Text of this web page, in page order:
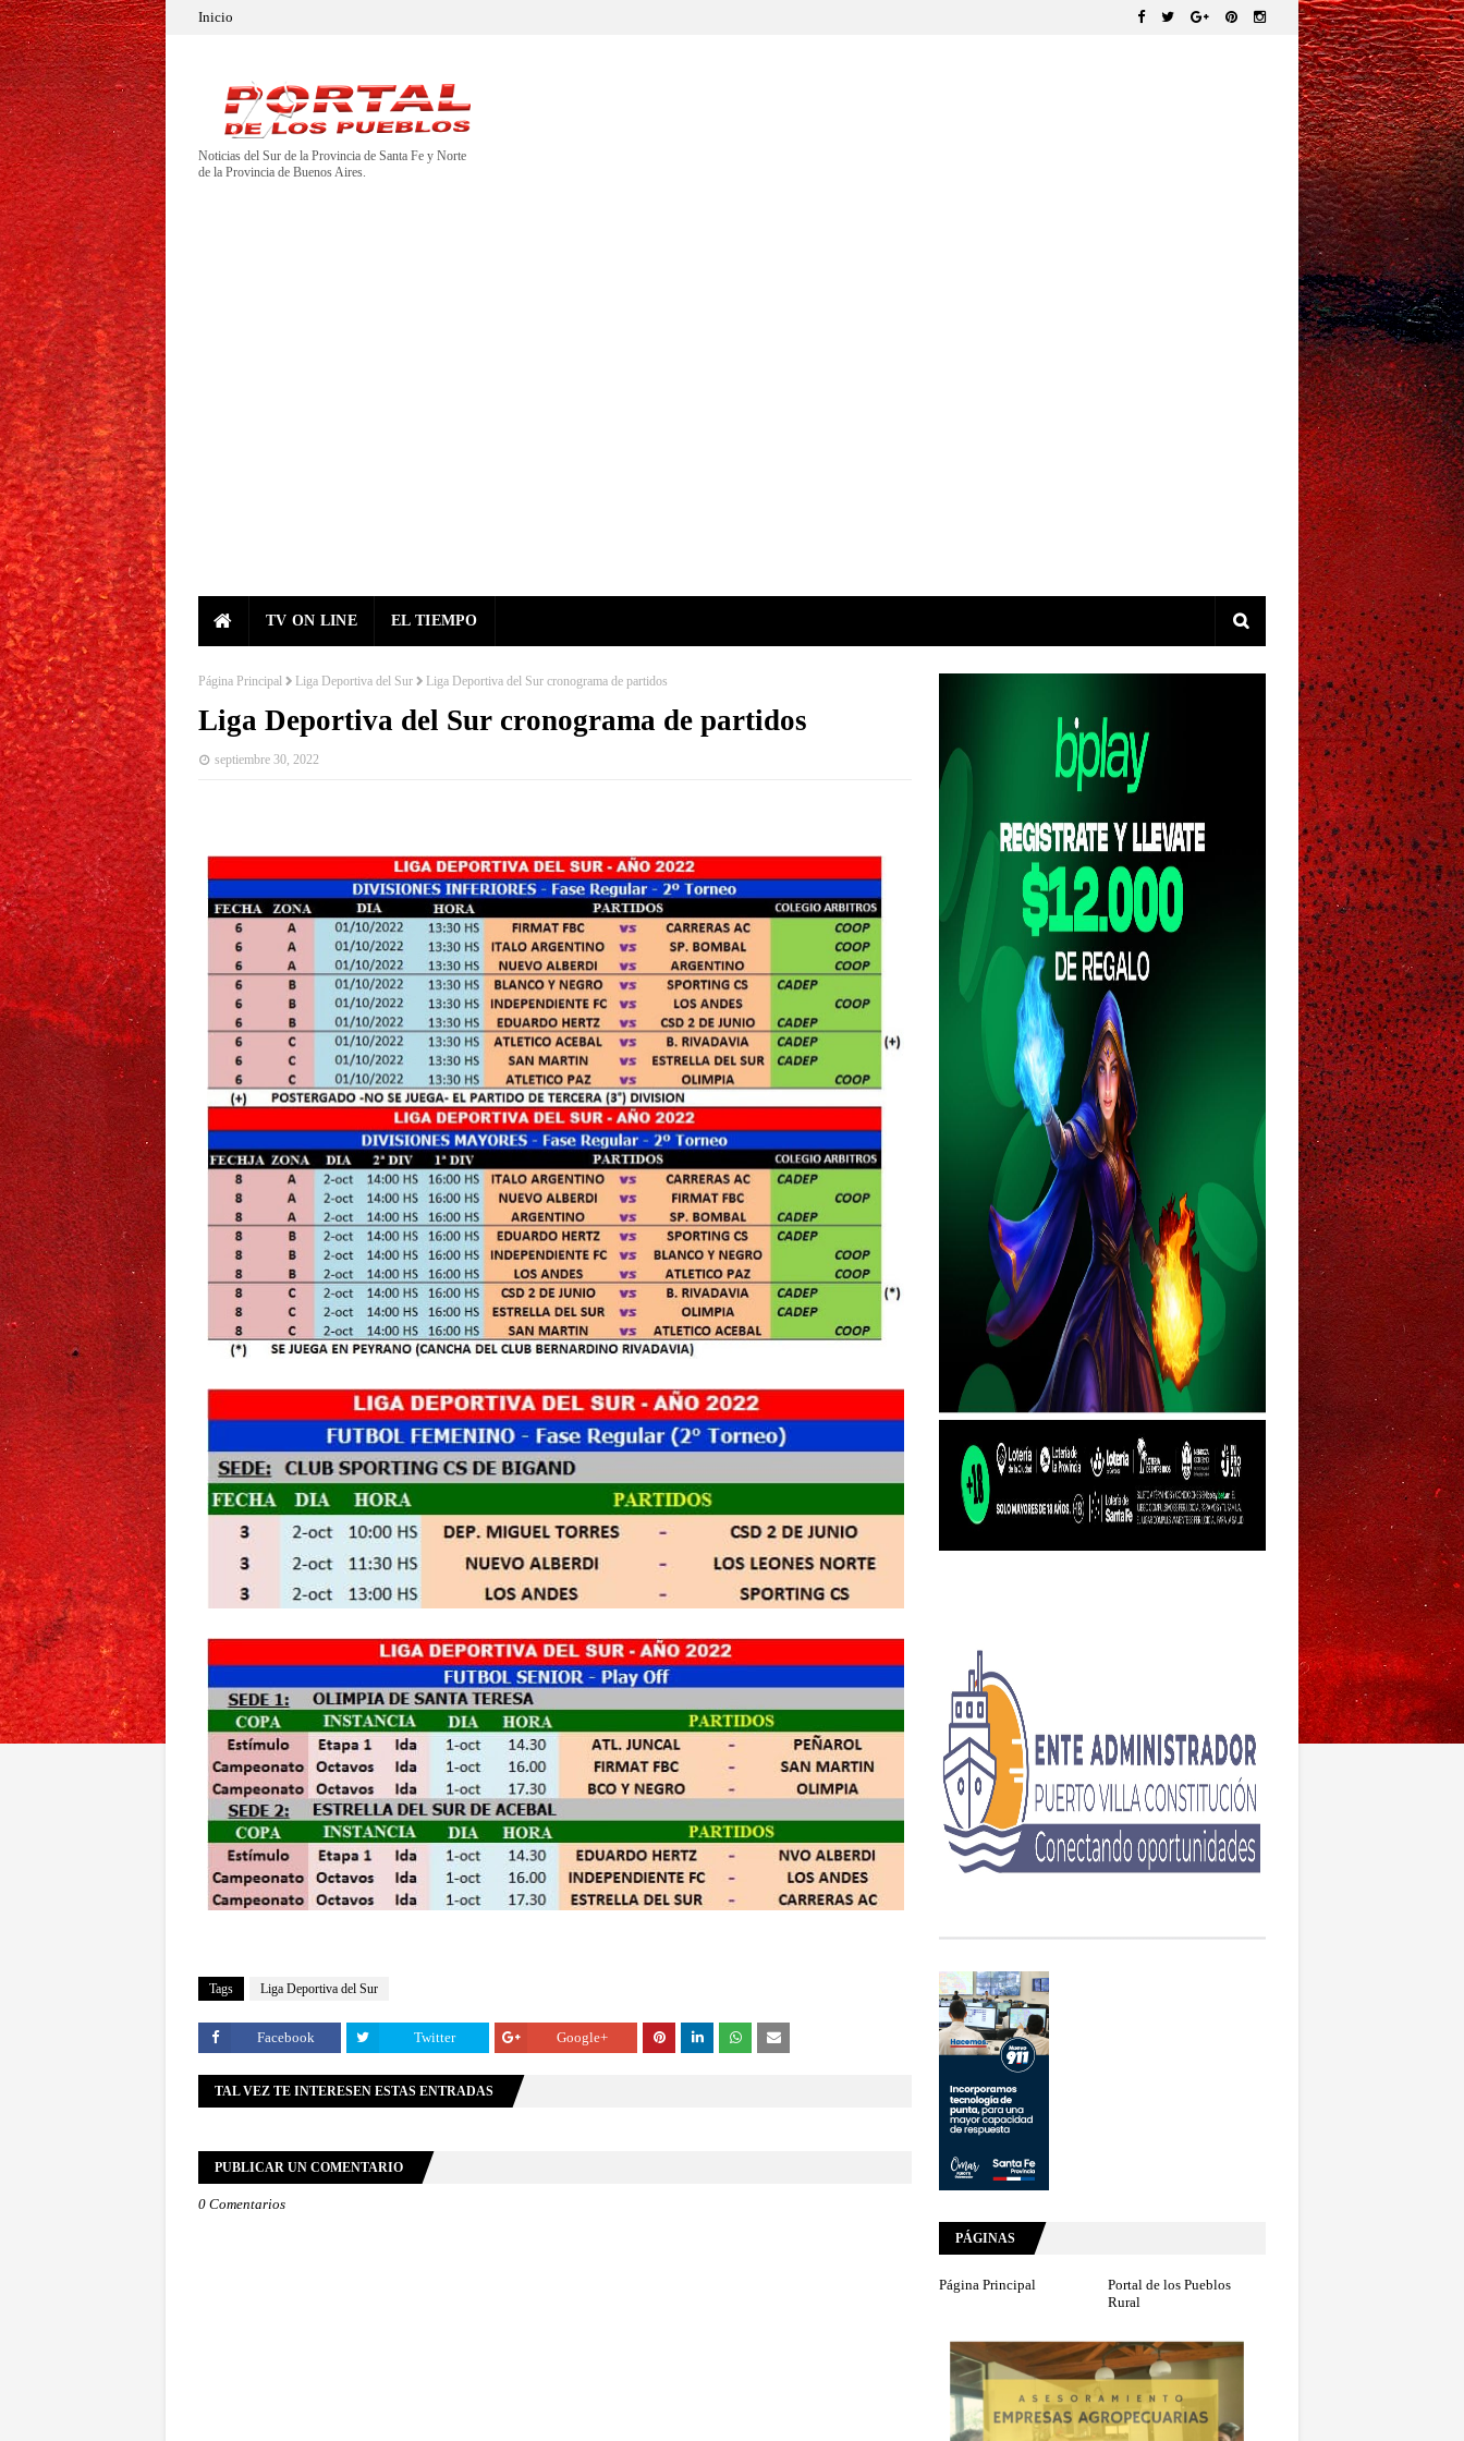
Inicio
Noticias del Sur de la Provincia de Santa Fe y Norte
de la Provincia de Buenos Aires.
TV ON LINE EL TIEMPO
Página Principal Liga Deportiva del Sur Liga Deportiva del Sur cronograma de partidos
Liga Deportiva del Sur cronograma de partidos
septiembre 30, 2022
Tags Liga Deportiva del Sur
Facebook Twitter Google+
TAL VEZ TE INTERESEN ESTAS ENTRADAS
PUBLICAR UN COMENTARIO
0 Comentarios
PÁGINAS
Página Principal
Portal de los Pueblos
Rural